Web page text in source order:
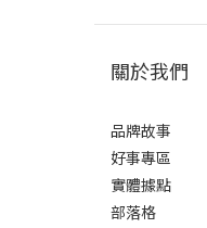
關於我們
品牌故事
好事專區
實體據點
部落格